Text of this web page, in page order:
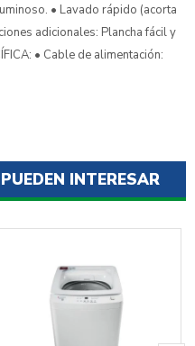
• Lavado rápido (acorta
adicionales: Plancha fácil y
• Cable de alimentación:
INTERESAR